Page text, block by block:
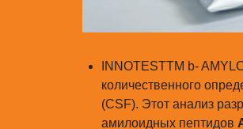
INNOTESTTM b-
количественного
(CSF). Этот анализ
амилоидных пептидов